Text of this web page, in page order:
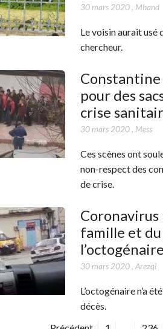
30 mars 2020, Mhand
Le voisin aurait usé
chercheur.
Constantine
pour des
crise
30 mars 2020, Mess
Ces scènes ont
non-respect des
de crise.
Coronavirus
famille et
30 mars 2020, Arezqi
L’octogénaire n’a
décès.